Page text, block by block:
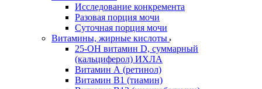
Исследование конкремента
Разовая порция мочи
Суточная порция мочи
Витамины, жирные кислоты
25-OH витамин D, суммарный
(кальциферол) ИХЛА
Витамин А (ретинол)
Витамин В1 (тиамин)